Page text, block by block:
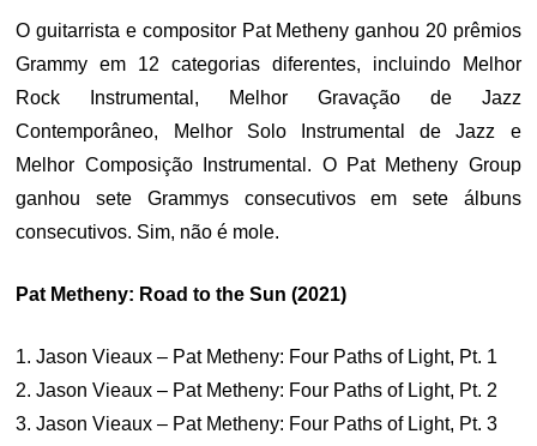
O guitarrista e compositor Pat Metheny ganhou 20 prêmios
Grammy em 12 categorias diferentes, incluindo Melhor
Rock Instrumental, Melhor Gravação de Jazz
Contemporâneo, Melhor Solo Instrumental de Jazz e
Melhor Composição Instrumental. O Pat Metheny Group
ganhou sete Grammys consecutivos em sete álbuns
consecutivos. Sim, não é mole.
Pat Metheny: Road to the Sun (2021)
1. Jason Vieaux – Pat Metheny: Four Paths of Light, Pt. 1
2. Jason Vieaux – Pat Metheny: Four Paths of Light, Pt. 2
3. Jason Vieaux – Pat Metheny: Four Paths of Light, Pt. 3